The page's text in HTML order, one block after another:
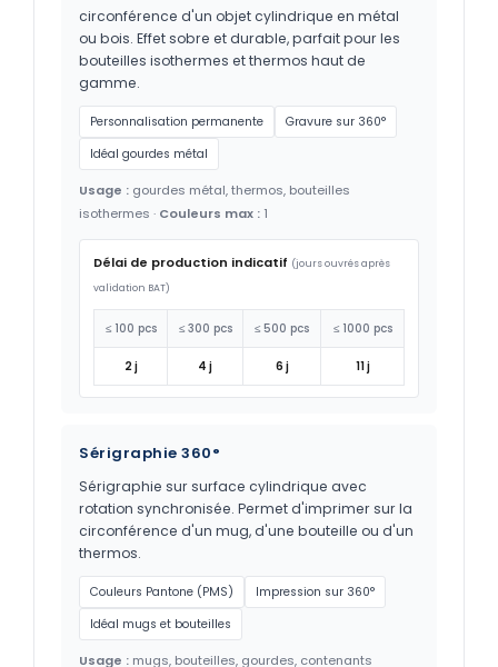
circonférence d'un objet cylindrique en métal
ou bois. Effet sobre et durable, parfait pour les
bouteilles isothermes et thermos haut de
gamme.
Personnalisation permanente
Gravure sur 360°
Idéal gourdes métal
Usage : gourdes métal, thermos, bouteilles
isothermes · Couleurs max : 1
Délai de production indicatif (jours ouvrés après
validation BAT)
≤ 100 pcs ≤ 300 pcs ≤ 500 pcs ≤ 1000 pcs
2 j 4 j 6 j 11 j
Sérigraphie 360°
Sérigraphie sur surface cylindrique avec
rotation synchronisée. Permet d'imprimer sur la
circonférence d'un mug, d'une bouteille ou d'un
thermos.
Couleurs Pantone (PMS)
Impression sur 360°
Idéal mugs et bouteilles
Usage : mugs, bouteilles, gourdes, contenants